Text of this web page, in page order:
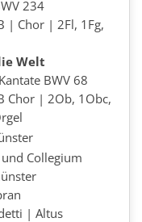
234
| Chor | 2Fl, 1Fg,
Welt
BWV 68
Chor | 2Ob, 1Obc,
Collegium
| Altus